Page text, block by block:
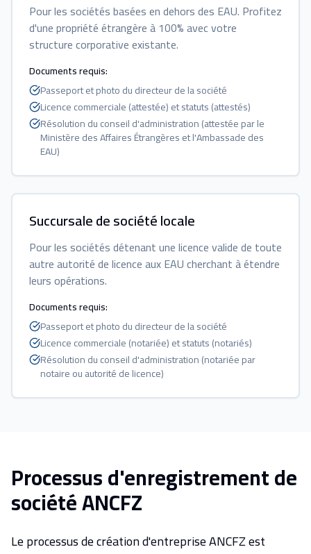
Pour les sociétés basées en dehors des EAU. Profitez
d'une propriété étrangère à 100% avec votre
structure corporative existante.
Documents requis:
Passeport et photo du directeur de la société
Licence commerciale (attestée) et statuts (attestés)
Résolution du conseil d'administration (attestée par le
Ministère des Affaires Étrangères et l'Ambassade des
EAU)
Succursale de société locale
Pour les sociétés détenant une licence valide de toute
autre autorité de licence aux EAU cherchant à étendre
leurs opérations.
Documents requis:
Passeport et photo du directeur de la société
Licence commerciale (notariée) et statuts (notariés)
Résolution du conseil d'administration (notariée par
notaire ou autorité de licence)
Processus d'enregistrement de
société ANCFZ
Le processus de création d'entreprise ANCFZ est